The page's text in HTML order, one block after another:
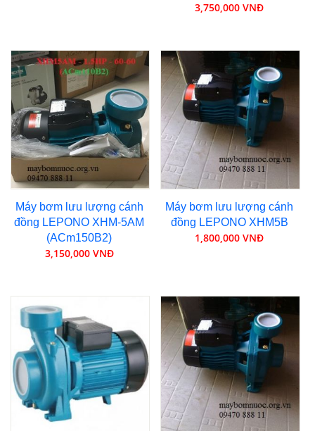
3,750,000 VNĐ
Máy bơm lưu lượng cánh
đồng LEPONO XHM-5AM
(ACm150B2)
3,150,000 VNĐ
Máy bơm lưu lượng cánh
đồng LEPONO XHM5B
1,800,000 VNĐ